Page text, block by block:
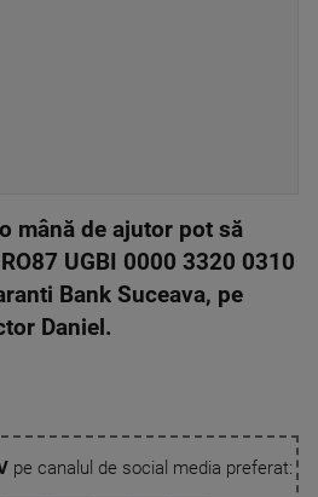
mână de ajutor pot să
UGBI 0000 3320 0310
Bank Suceava, pe
Daniel.
pe canalul de social media preferat: